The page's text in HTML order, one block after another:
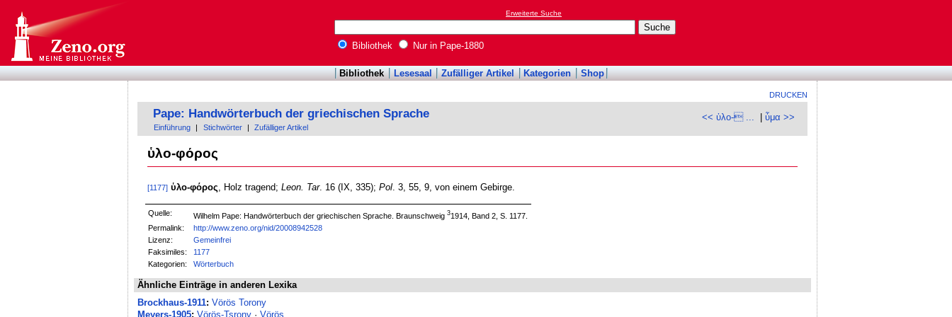
Erweiterte Suche
Bibliothek Nur in Pape-1880
Bibliothek Lesesaal Zufälliger Artikel Kategorien Shop
DRUCKEN
<< ὑλο- ... |ὗμα >>
Pape: Handwörterbuch der griechischen Sprache
Einführung Stichwörter Zufälliger Artikel
ὑλο-φόρος
[1177] ὑλο-φόρος , Holz tragend; Leon. Tar. 16 (IX, 335); Pol. 3, 55, 9, von einem Gebirge.
Quelle: Wilhelm Pape: Handwörterbuch der griechischen Sprache. Braunschweig31914, Band 2, S. 1177.
Permalink:
http://www.zeno.org/nid/20008942528
Lizenz:
Gemeinfrei
Faksimiles:
1177
Kategorien:
Wörterbuch
Ähnliche Einträge in anderen Lexika
Brockhaus-1911: Vörös Torony
Meyers-1905: Vörös-Tsrony ·Vörös